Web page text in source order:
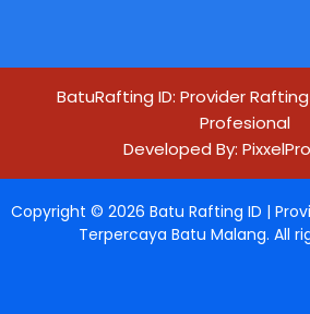
BatuRafting ID: Provider
Profesional
Developed By:
Copyright © 2026 Batu Rafting ID |
Terpercaya Batu Malang. All